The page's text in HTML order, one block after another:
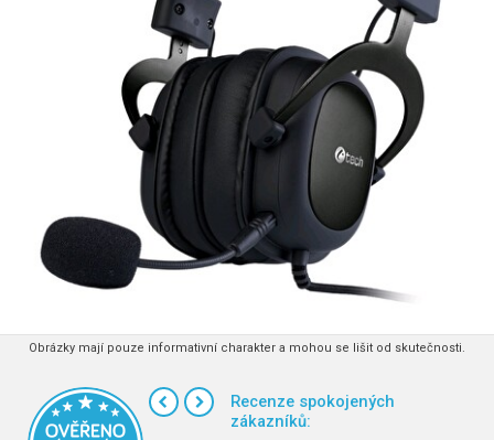
Obrázky mají pouze informativní charakter a mohou se lišit od skutečnosti.
Recenze spokojených
zákazníků: